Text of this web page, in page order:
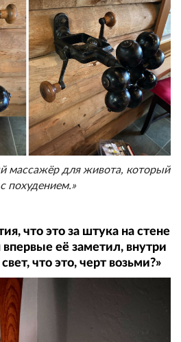
массажёр для живота, который
похудением.»
что это за штука на стене
её заметил, внутри
что это, черт возьми?»